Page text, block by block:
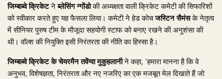
जिम्बाब्वे क्रिकेटनेब्लेसिंग न्गोंडोकी अध्यक्षता वाली क्रिकेट कमेटी की सिफारिशों
को स्वीकार करते हुए यह फैसला लिया। कमेटी ने हेड कोचजस्टिन सैमंसके नेतृत्व
में सीनियर पुरुष टीम के मौजूदा सहयोगी स्टाफ को बनाए रखने की अनुशंसा की
थी। वॉल्श की नियुक्ति इसी निरंतरता की नीति का हिस्सा है।
जिम्बाब्वे क्रिकेट के चेयरमैन तवेंग्वा मुकुहलानीने कहा, 'हमारा मानना है कि वे
अनुभव, विशेषज्ञता, निरंतरता और नए नजरिए का एक मजबूत मेल दिखाते हैं जो